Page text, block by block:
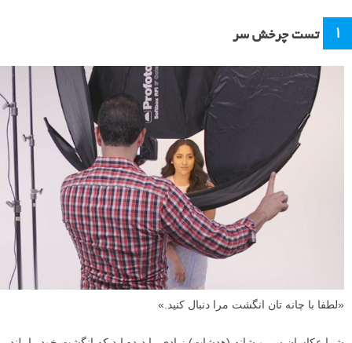
۱ تست چرخش سر
«لطفا با چانه تان انگشت مرا دنبال کنید.»